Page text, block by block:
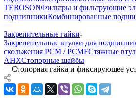
TEROSONФильтры и фильтрующие
подшипникиКомбинированные
—
Закрепительные гайки
Закрепительные втулки для
скольжения PCM / PCMFСтяжные
AHXСтопорные шайбы
—Стопорная гайка и фиксирующее